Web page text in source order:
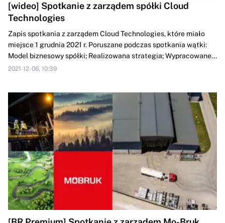
[wideo] Spotkanie z zarządem spółki Cloud
Technologies
Zapis spotkania z zarządem Cloud Technologies, które miało
miejsce 1 grudnia 2021 r. Poruszane podczas spotkania wątki:
Model biznesowy spółki; Realizowana strategia; Wypracowane...
2021-12-06, 10:39